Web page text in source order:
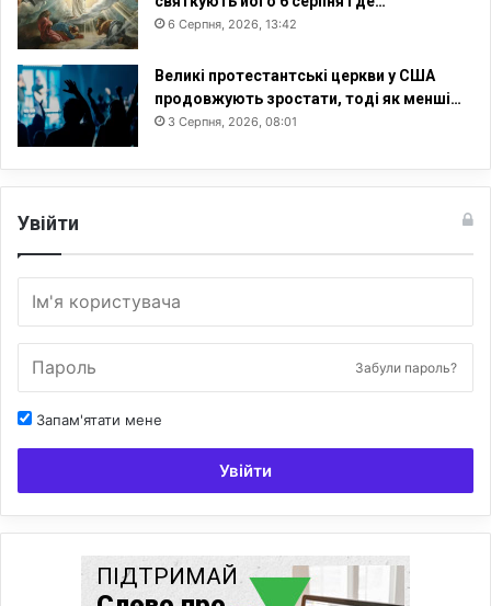
6 Серпня, 2026, 13:42
Великі протестантські церкви у США
продовжують зростати, тоді як менші…
3 Серпня, 2026, 08:01
Увійти
Забули пароль?
Запам'ятати мене
Увійти